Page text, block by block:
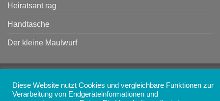
Heiratsant rag
Handtasche
Der kleine Maulwurf
Accessoires und Geschenke online kaufen
Diese Website nutzt Cookies und vergleichbare Funktionen zur
Verarbeitung von Endgeräteinformationen und